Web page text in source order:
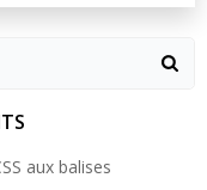
aux balises